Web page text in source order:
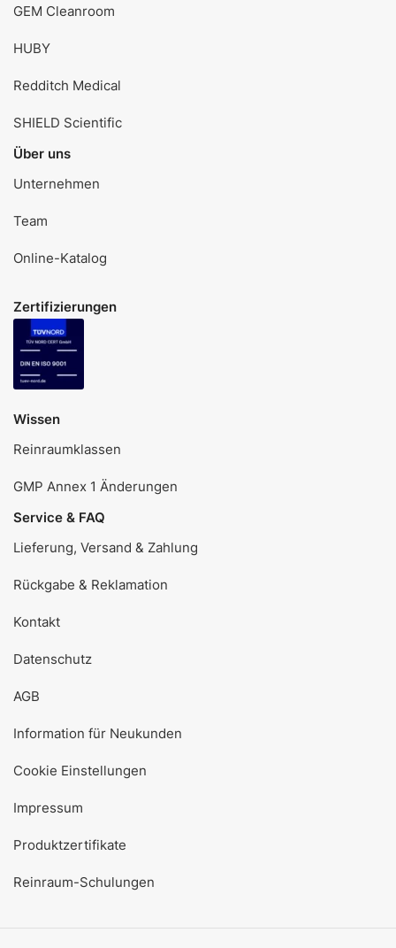
GEM Cleanroom
HUBY
Redditch Medical
SHIELD Scientific
Über uns
Unternehmen
Team
Online-Katalog
Zertifizierungen
Wissen
Reinraumklassen
GMP Annex 1 Änderungen
Service & FAQ
Lieferung, Versand & Zahlung
Rückgabe & Reklamation
Kontakt
Datenschutz
AGB
Information für Neukunden
Cookie Einstellungen
Impressum
Produktzertifikate
Reinraum-Schulungen